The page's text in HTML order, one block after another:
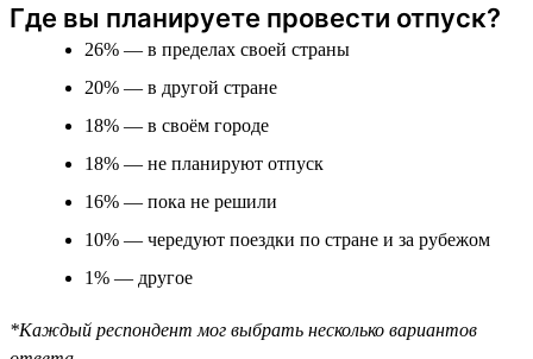
Где вы планируете провести отпуск?
26% — в пределах своей страны
20% — в другой стране
18% — в своём городе
18% — не планируют отпуск
16% — пока не решили
10% — чередуют поездки по стране и за рубежом
1% — другое
*Каждый респондент мог выбрать несколько вариантов